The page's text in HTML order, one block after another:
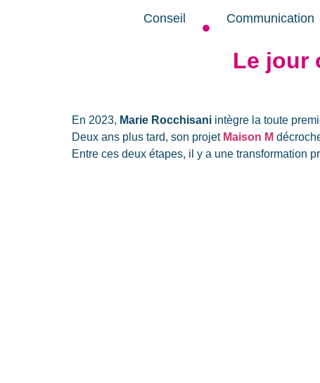
Conseil Communication
Le jour
En 2023, Marie Rocchisani intègre la toute
Deux ans plus tard, son projet Maison M
Entre ces deux étapes, il y a une transformation